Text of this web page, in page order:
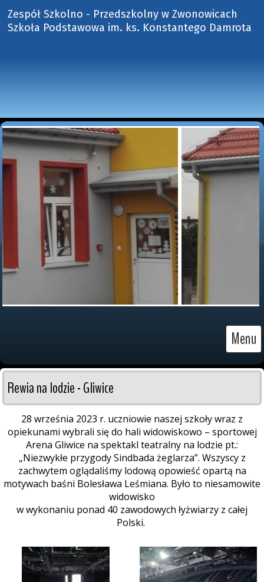
Zespół Szkolno - Przedszkolny w Zwonowicach
Szkoła Podstawowa im. ks. Konstantego Damrota
Menu
Rewia na lodzie - Gliwice
28 września 2023 r. uczniowie naszej szkoły wraz z
opiekunami wybrali się do hali widowiskowo – sportowej
Arena Gliwice na spektakl teatralny na lodzie pt.:
„Niezwykłe przygody Sindbada żeglarza”. Wszyscy z
zachwytem oglądaliśmy lodową opowieść opartą na
motywach baśni Bolesława Leśmiana. Było to niesamowite
widowisko
w wykonaniu ponad 40 zawodowych łyżwiarzy z całej
Polski.